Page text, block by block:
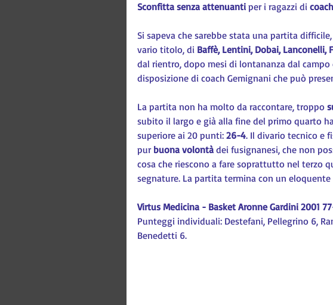
Sconfitta senza attenuanti per i ragazzi di
Si sapeva che sarebbe stata una partita
vario titolo, di Baffè, Lentini, Dobai, Lanconelli,
dal rientro, dopo mesi di lontananza dal campo
disposizione di coach Gemignani che può
La partita non ha molto da raccontare, troppo
subito il largo e già alla fine del primo quarto
superiore ai 20 punti: 26-4. Il divario tecnico e
pur buona volontà dei fusignanesi, che non
cosa che riescono a fare soprattutto nel terzo
segnature. La partita termina con un eloquente
Virtus Medicina - Basket Aronne Gardini 2001
Punteggi individuali: Destefani, Pellegrino 6,
Benedetti 6.